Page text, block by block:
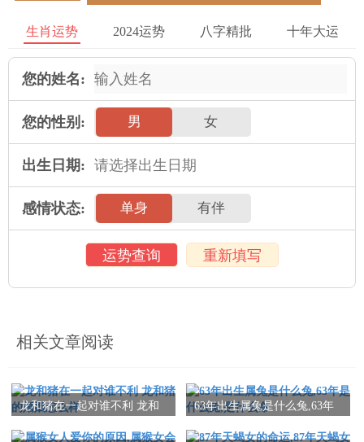
生肖运势 2024运势 八字精批 十年大运
您的姓名:
您的性别: 男 女
出生日期:
感情状态: 单身 有伴
运势查询 重新填写
相关文章阅读
龙和猪在一起对谁不利 龙和
63年出生属兔是什么兔,63年